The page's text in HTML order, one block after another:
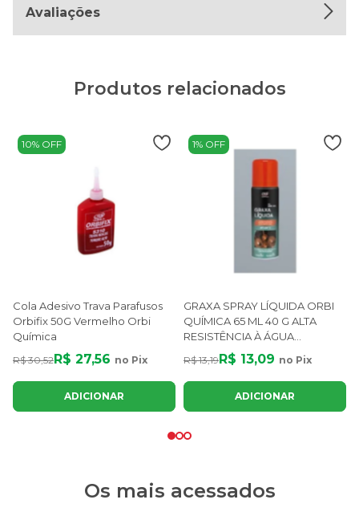
Avaliações
Produtos relacionados
10% OFF
Cola Adesivo Trava Parafusos
Orbifix 50G Vermelho Orbi
Química
R$ 30,52 R$ 27,56 no Pix
ADICIONAR
1% OFF
GRAXA SPRAY LÍQUIDA ORBI
QUÍMICA 65 ML 40 G ALTA
RESISTÊNCIA À ÁGUA
ANTICORROSIVA
R$ 13,19 R$ 13,09 no Pix
ADICIONAR
Os mais acessados